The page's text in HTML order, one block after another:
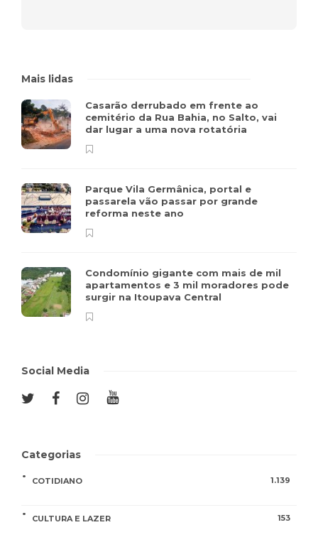
Mais lidas
Casarão derrubado em frente ao
cemitério da Rua Bahia, no Salto, vai
dar lugar a uma nova rotatória
Parque Vila Germânica, portal e
passarela vão passar por grande
reforma neste ano
Condomínio gigante com mais de mil
apartamentos e 3 mil moradores pode
surgir na Itoupava Central
Social Media
Categorias
COTIDIANO 1.139
CULTURA E LAZER 153